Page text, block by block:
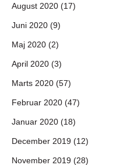
August 2020 (17)
Juni 2020 (9)
Maj 2020 (2)
April 2020 (3)
Marts 2020 (57)
Februar 2020 (47)
Januar 2020 (18)
December 2019 (12)
November 2019 (28)